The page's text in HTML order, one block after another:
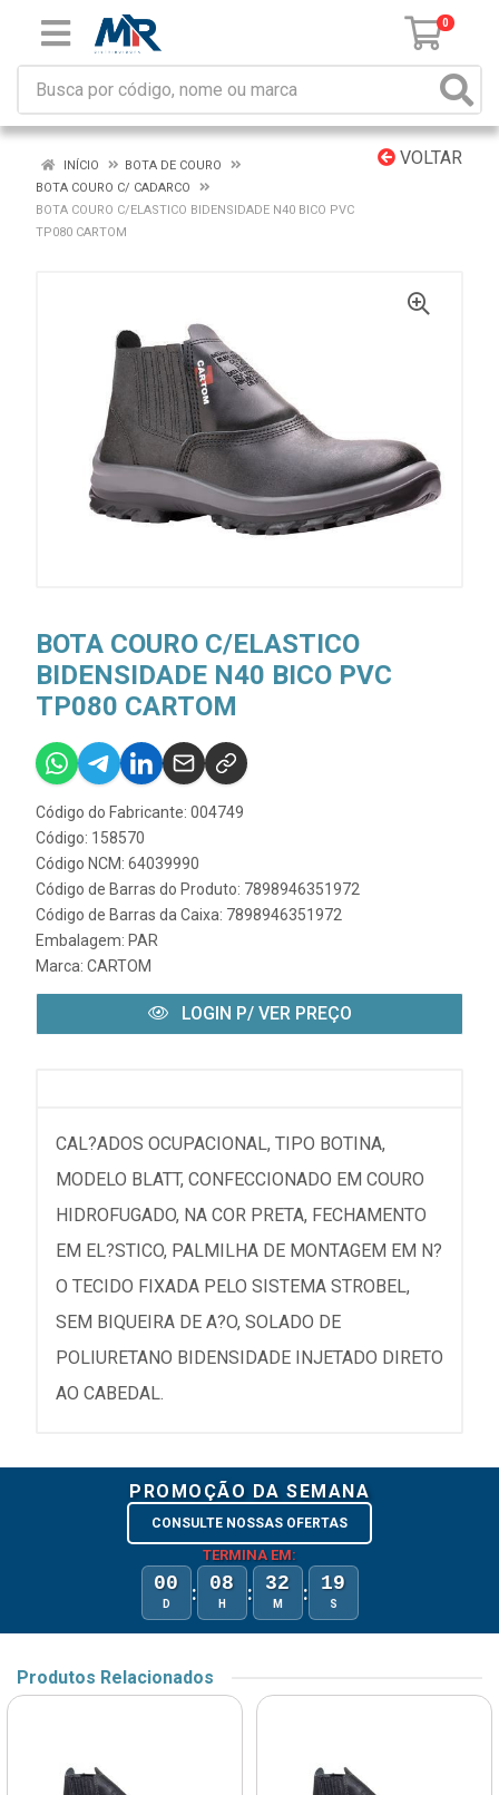
0
VOLTAR
INÍCIO
BOTA DE COURO
BOTA COURO C/ CADARCO
BOTA COURO C/ELASTICO BIDENSIDADE N40 BICO PVC
TP080 CARTOM
BOTA COURO C/ELASTICO
BIDENSIDADE N40 BICO PVC
TP080 CARTOM
Código do Fabricante: 004749
Código: 158570
Código NCM: 64039990
Código de Barras do Produto: 7898946351972
Código de Barras da Caixa: 7898946351972
Embalagem: PAR
Marca: CARTOM
LOGIN P/ VER PREÇO
CAL?ADOS OCUPACIONAL, TIPO BOTINA,
MODELO BLATT, CONFECCIONADO EM COURO
HIDROFUGADO, NA COR PRETA, FECHAMENTO
EM EL?STICO, PALMILHA DE MONTAGEM EM N?
O TECIDO FIXADA PELO SISTEMA STROBEL,
SEM BIQUEIRA DE A?O, SOLADO DE
POLIURETANO BIDENSIDADE INJETADO DIRETO
AO CABEDAL.
PROMOÇÃO DA SEMANA
CONSULTE NOSSAS OFERTAS
TERMINA EM:
00
D : 08
H : 32
M : 19
S
Produtos Relacionados